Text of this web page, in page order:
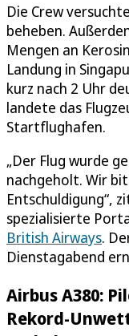
Die Crew
beheben.
Mengen an
Landung in
kurz nach 2 Uhr
landete das
Startflughafen.
„Der Flug wurde
nachgeholt. Wir
Entschuldigung“,
spezialisierte
British Airways.
Dienstagabend
Airbus A380:
Rekord-